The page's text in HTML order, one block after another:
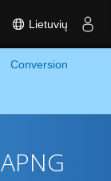
Lietuvių
Conversion